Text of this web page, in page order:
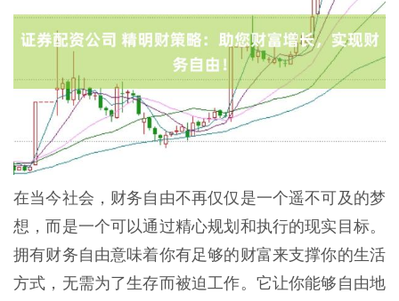
在当今社会，财务自由不再仅仅是一个遥不可及的梦
想，而是一个可以通过精心规划和执行的现实目标。
拥有财务自由意味着你有足够的财富来支撑你的生活
方式，无需为了生存而被迫工作。它让你能够自由地